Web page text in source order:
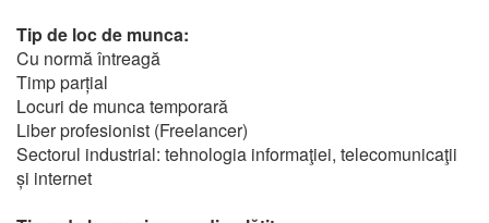
Tip de loc de munca:
Cu normă întreagă
Timp parțial
Locuri de munca temporară
Liber profesionist (Freelancer)
Sectorul industrial: tehnologia informaţiei, telecomunicaţii
și internet